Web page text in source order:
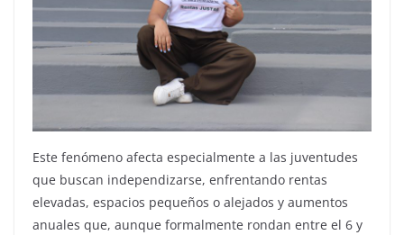
Este fenómeno afecta especialmente a las juventudes
que buscan independizarse, enfrentando rentas
elevadas, espacios pequeños o alejados y aumentos
anuales que, aunque formalmente rondan entre el 6 y